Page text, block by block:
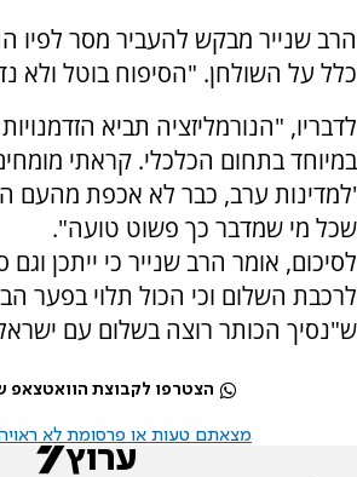
הרב שנייר מבקש להעביר מסר לפיו
כלל על השולחן. "הסיפוח בוטל ולא
לדבריו, "הנורמליזציה תביא
במיוחד בתחום הכלכלי. קראתי
'למדינות ערב, כבר לא אכפת מהעם
שכל מי שמדבר כך פשוט טועה".
לסיכום, אומר הרב שנייר כי ייתכן
לרכבת השלום וכי הכול תלוי בפער
ש"נסיך הכותר רוצה בשלום עם
הצטרפו לקבוצת הוואטצאפ
מצאתם טעות או פרסומת לא